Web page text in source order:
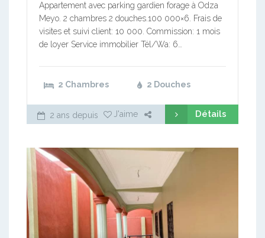
Appartement avec parking gardien forage à Odza
Meyo. 2 chambres 2 douches.100 000×6. Frais de
visites et suivi client: 10 000. Commission: 1 mois
de loyer Service immobilier Tél/Wa: 6…
2 Chambres 2 Douches
2 ans depuis J'aime Détails